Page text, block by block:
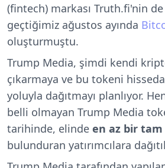
(fintech) markası Truth.fi'nin de
geçtiğimiz ağustos ayında
oluşturmuştu.
Trump Media, şimdi kendi
çıkarmaya ve bu tokeni
yoluyla dağıtmayı planlıyor.
belli olmayan Trump Media
tarihinde, elinde en az bir tam
bulunduran yatırımcılara